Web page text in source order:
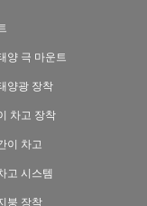
양 극 마운트
양광 장착
차고 장착
이 차고
고 시스템
붕 장착